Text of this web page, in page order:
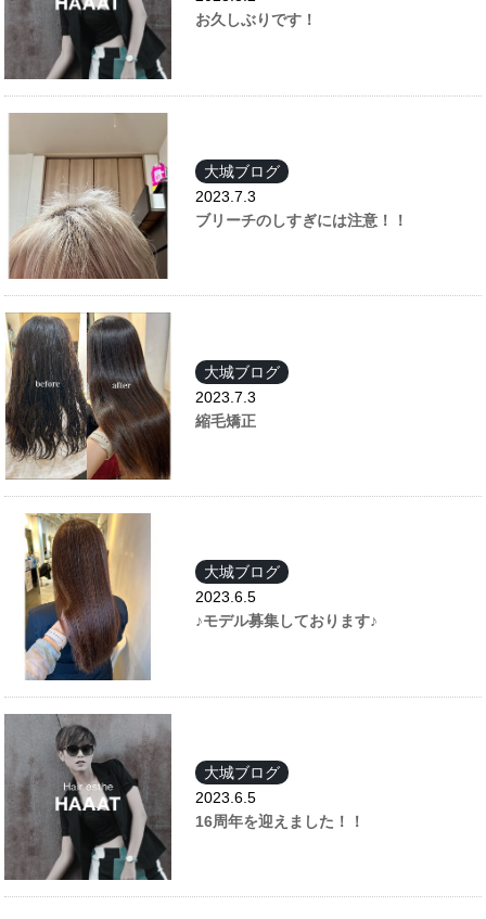
お久しぶりです！
大城ブログ
2023.7.3
ブリーチのしすぎには注意！！
大城ブログ
2023.7.3
縮毛矯正
大城ブログ
2023.6.5
♪モデル募集しております♪
大城ブログ
2023.6.5
16周年を迎えました！！